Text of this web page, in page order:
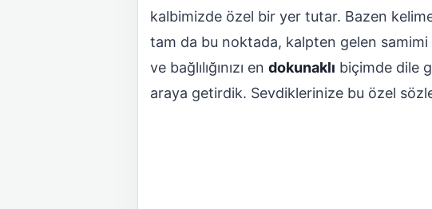
kalbimizde özel bir yer tutar. Bazen
tam da bu noktada, kalpten gelen
ve bağlılığınızı en dokunaklı biçimde dile
araya getirdik. Sevdiklerinize bu özel